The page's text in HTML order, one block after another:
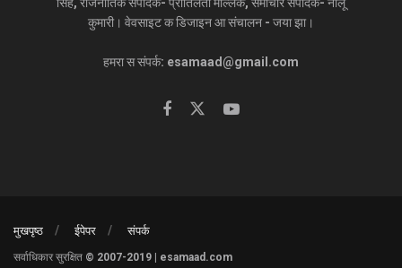
सिंह, राजनीतिक संपादक- प्रीतिलता मल्लिक, समाचार संपादक- नीलू
कुमारी। वेवसाइट क डिजाइन आ संचालन - जया झा।
हमरा स संपर्क: esamaad@gmail.com
मुखपृष्ठ ईपेपर संपर्क
सर्वाधिकार सुरक्षित © 2007-2019 | esamaad.com